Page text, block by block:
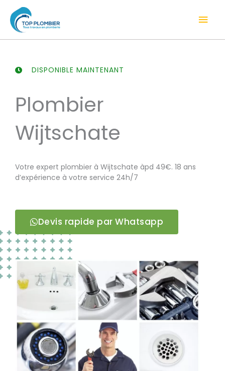
contenu
DISPONIBLE MAINTENANT
Plombier
Wijtschate
Votre expert plombier à Wijtschate àpd 49€. 18 ans
d’expérience à votre service 24h/7
Devis rapide par Whatsapp